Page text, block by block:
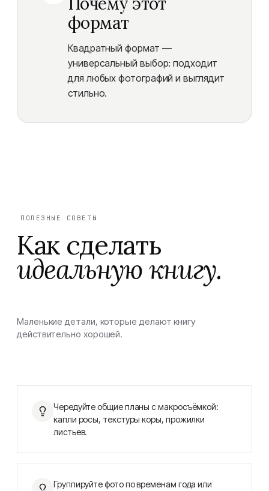
формат
Квадратный формат —
универсальный выбор: подходит
для любых фотографий и выглядит
стильно.
ПОЛЕЗНЫЕ СОВЕТЫ
Как сделать
идеальную книгу.
Маленькие детали, которые делают книгу
действительно хорошей.
Чередуйте общие планы с макросъёмкой:
капли росы, текстуры коры, прожилки
листьев.
Группируйте фото по временам года или